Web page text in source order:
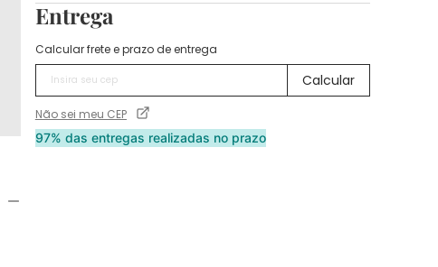
Entrega
Calcular frete e prazo de entrega
Não sei meu CEP
97% das entregas realizadas no prazo